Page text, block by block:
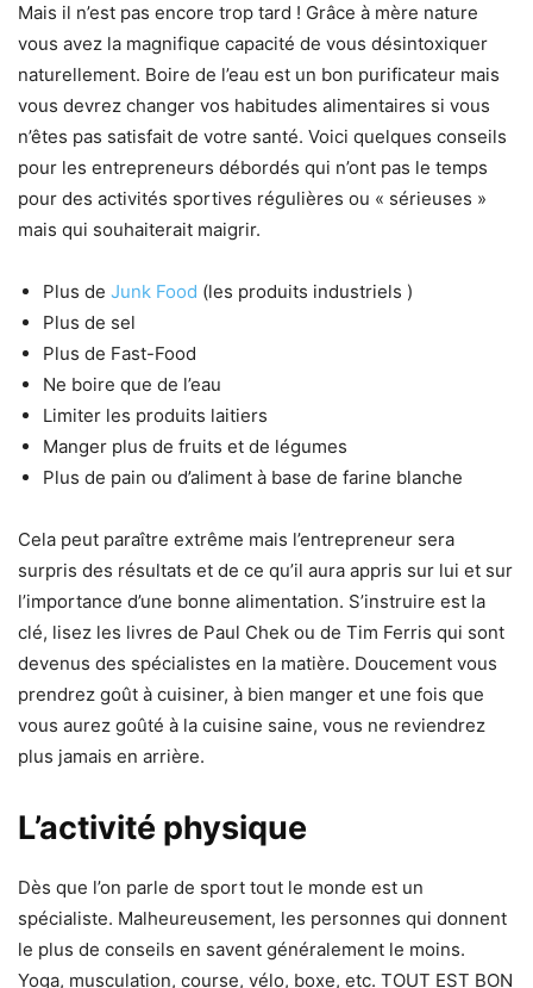
Mais il n’est pas encore trop tard ! Grâce à mère nature
vous avez la magnifique capacité de vous désintoxiquer
naturellement. Boire de l’eau est un bon purificateur mais
vous devrez changer vos habitudes alimentaires si vous
n’êtes pas satisfait de votre santé. Voici quelques conseils
pour les entrepreneurs débordés qui n’ont pas le temps
pour des activités sportives régulières ou « sérieuses »
mais qui souhaiterait maigrir.
Plus de Junk Food (les produits industriels )
Plus de sel
Plus de Fast-Food
Ne boire que de l’eau
Limiter les produits laitiers
Manger plus de fruits et de légumes
Plus de pain ou d’aliment à base de farine blanche
Cela peut paraître extrême mais l’entrepreneur sera
surpris des résultats et de ce qu’il aura appris sur lui et sur
l’importance d’une bonne alimentation. S’instruire est la
clé, lisez les livres de Paul Chek ou de Tim Ferris qui sont
devenus des spécialistes en la matière. Doucement vous
prendrez goût à cuisiner, à bien manger et une fois que
vous aurez goûté à la cuisine saine, vous ne reviendrez
plus jamais en arrière.
L’activité physique
Dès que l’on parle de sport tout le monde est un
spécialiste. Malheureusement, les personnes qui donnent
le plus de conseils en savent généralement le moins.
Yoga, musculation, course, vélo, boxe, etc. TOUT EST BON